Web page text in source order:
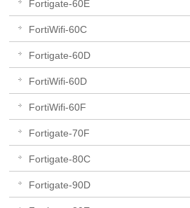
Fortigate-60E
FortiWifi-60C
Fortigate-60D
FortiWifi-60D
FortiWifi-60F
Fortigate-70F
Fortigate-80C
Fortigate-90D